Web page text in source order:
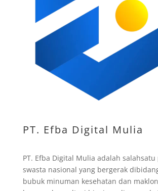
PT. Efba Digital Mulia
PT. Efba Digital Mulia adalah salahsatu
swasta nasional yang bergerak
bubuk minuman kesehatan dan